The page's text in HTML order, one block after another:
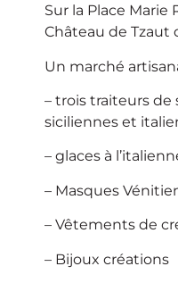
Sur la Place Marie
Château de Tzaut
Un marché
– trois traiteurs de
siciliennes et
– glaces à
– Masques
– Vêtements de
– Bijoux créations